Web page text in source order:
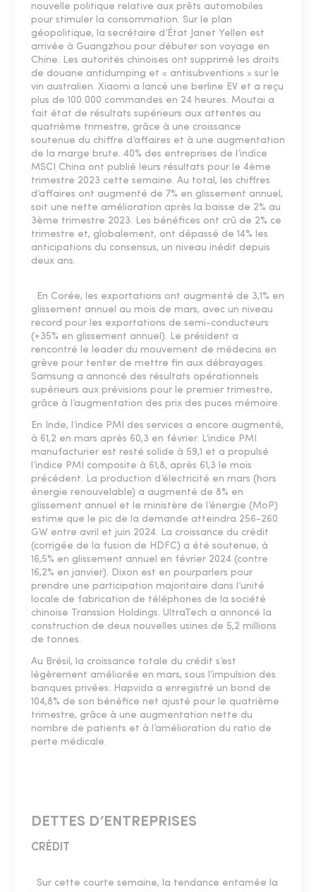
nouvelle politique relative aux prêts automobiles
pour stimuler la consommation. Sur le plan
géopolitique, la secrétaire d’État Janet Yellen est
arrivée à Guangzhou pour débuter son voyage en
Chine. Les autorités chinoises ont supprimé les droits
de douane antidumping et « antisubventions » sur le
vin australien. Xiaomi a lancé une berline EV et a reçu
plus de 100 000 commandes en 24 heures. Moutai a
fait état de résultats supérieurs aux attentes au
quatrième trimestre, grâce à une croissance
soutenue du chiffre d’affaires et à une augmentation
de la marge brute. 40% des entreprises de l’indice
MSCI China ont publié leurs résultats pour le 4ème
trimestre 2023 cette semaine. Au total, les chiffres
d’affaires ont augmenté de 7% en glissement annuel,
soit une nette amélioration après la baisse de 2% au
3ème trimestre 2023. Les bénéfices ont crû de 2% ce
trimestre et, globalement, ont dépassé de 14% les
anticipations du consensus, un niveau inédit depuis
deux ans.
En Corée, les exportations ont augmenté de 3,1% en
glissement annuel au mois de mars, avec un niveau
record pour les exportations de semi-conducteurs
(+35% en glissement annuel). Le président a
rencontré le leader du mouvement de médecins en
grève pour tenter de mettre fin aux débrayages.
Samsung a annoncé des résultats opérationnels
supérieurs aux prévisions pour le premier trimestre,
grâce à l’augmentation des prix des puces mémoire.
En Inde, l’indice PMI des services a encore augmenté,
à 61,2 en mars après 60,3 en février. L’indice PMI
manufacturier est resté solide à 59,1 et a propulsé
l’indice PMI composite à 61,8, après 61,3 le mois
précédent. La production d’électricité en mars (hors
énergie renouvelable) a augmenté de 8% en
glissement annuel et le ministère de l’énergie (MoP)
estime que le pic de la demande atteindra 256-260
GW entre avril et juin 2024. La croissance du crédit
(corrigée de la fusion de HDFC) a été soutenue, à
16,5% en glissement annuel en février 2024 (contre
16,2% en janvier). Dixon est en pourparlers pour
prendre une participation majoritaire dans l’unité
locale de fabrication de téléphones de la société
chinoise Transsion Holdings. UltraTech a annoncé la
construction de deux nouvelles usines de 5,2 millions
de tonnes.
Au Brésil, la croissance totale du crédit s’est
légèrement améliorée en mars, sous l’impulsion des
banques privées. Hapvida a enregistré un bond de
104,8% de son bénéfice net ajusté pour le quatrième
trimestre, grâce à une augmentation nette du
nombre de patients et à l’amélioration du ratio de
perte médicale.
DETTES D’ENTREPRISES
CRÉDIT
Sur cette courte semaine, la tendance entamée la